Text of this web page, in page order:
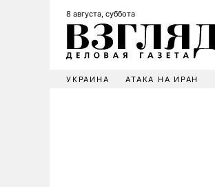
8 августа, суббота
УКРАИНА АТАКА НА ИРАН